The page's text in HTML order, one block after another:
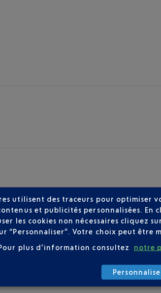
25 °C
utilisent des traceurs pour optimiser
et publicités personnalisées. En
les cookies non nécessaires cliquez
“Personnaliser”. Votre choix peut
plus d’information consultez notre